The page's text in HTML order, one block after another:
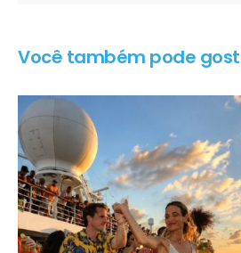
Você também pode